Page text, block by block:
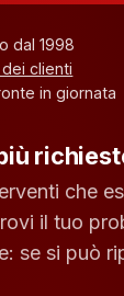
dal 1998
clienti
in giornata
che
il tuo
se si può